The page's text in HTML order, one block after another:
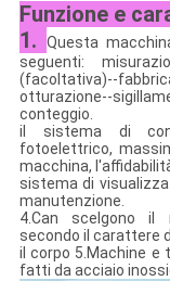
Funzione e
1.
Questa
seguenti:
(facoltativa)--
otturazione--
conteggio.
il sistema di
fotoelettrico,
macchina,
sistema di
manutenzione.
4.Can scelgono il
secondo il carattere
il corpo 5.Machine
fatti da acciaio